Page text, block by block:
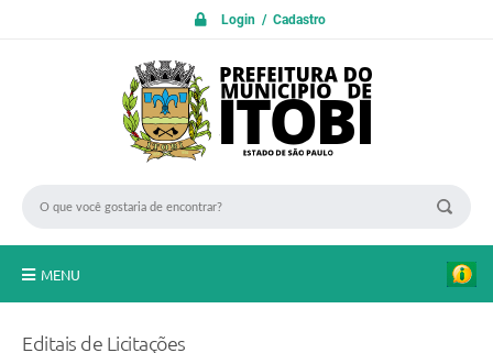
Login / Cadastro
MENU
Editais de Licitações